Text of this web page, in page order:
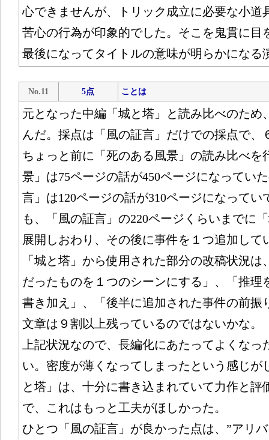
心できませんが、トリック成立に必要な小道
苦心の行為が印象的でした。そこを鬼貫に目
最後になってタイトルの意味が明らかになる
No.11 5点 ことは
元となった中編「城と塔」と読み比べのた
んだ。採点は「風の証言」だけでの採点で、
ちょっと前に「死のある風景」の読み比べを
景」は75ページの話が450ページになってい
言」は120ページの話が310ページになって
も、「風の証言」の220ページくらいまでに
展開しおわり、その後に事件を１つ追加して
「城と塔」から使用された部分の改稿状況
だったものを１つのシーンにする」、「推理
書き加え」、「後半に追加された事件の前振
文章は９割以上残っているのではないかな。
上記状況なので、長編化にあたってよくな
い。密度が薄くなってしまったという感じが
と塔」は、十分に書き込まれていて力作と評
で、これはもっと工夫がほしかった。
ひとつ「風の証言」が良かった点は、”アリ